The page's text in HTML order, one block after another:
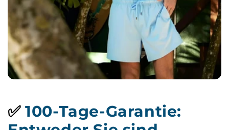
✅100-Tage-Garantie: